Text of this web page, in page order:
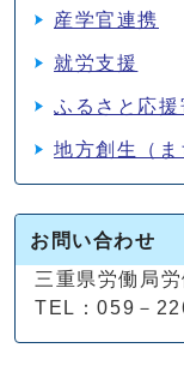
産学官連携
就労支援
ふるさと応援
地方創生（ま
お問い合わせ
三重県労働局
TEL：059－